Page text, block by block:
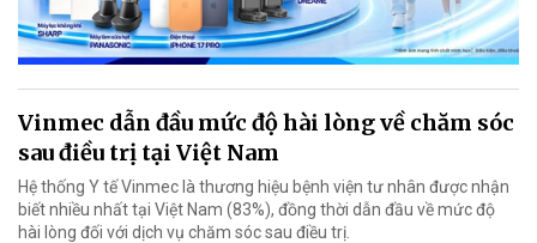
Vinmec dẫn đầu mức độ hài lòng về chăm sóc
sau điều trị tại Việt Nam
Hệ thống Y tế Vinmec là thương hiệu bệnh viện tư nhân được nhận
biết nhiều nhất tại Việt Nam (83%), đồng thời dẫn đầu về mức độ
hài lòng đối với dịch vụ chăm sóc sau điều trị.